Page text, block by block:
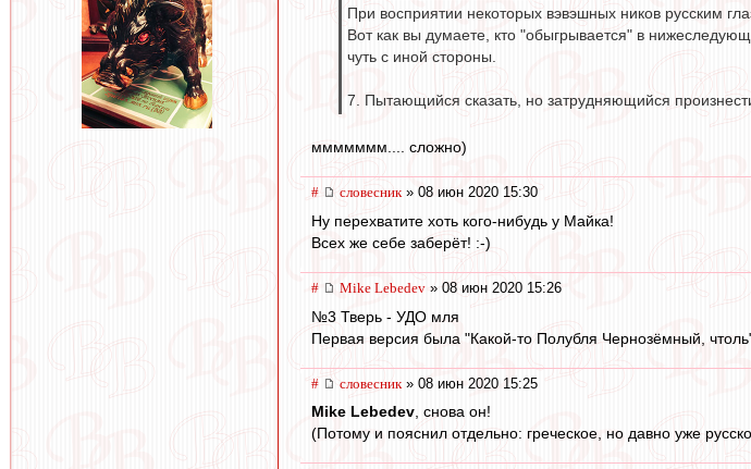
При восприятии некоторых вэвэшных ников русским
Вот как вы думаете, кто "обыгрывается" в
чуть с иной стороны.
7. Пытающийся сказать, но затрудняющийся
ммммммм.... сложно)
# словесник» 08 июн 2020 15:30
Ну перехватите хоть кого-нибудь у Майка!
Всех же себе заберёт! :-)
# Mike Lebedev » 08 июн 2020 15:26
№3 Тверь - УДО мля
Первая версия была "Какой-то Полубля Чернозёмный,
# словесник » 08 июн 2020 15:25
Mike Lebedev, снова он!
(Потому и пояснил отдельно: греческое, но давно уже